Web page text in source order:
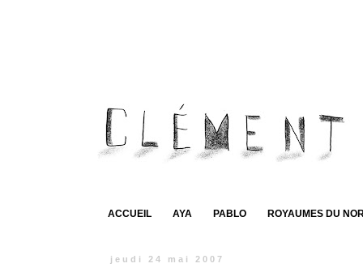
ACCUEIL AYA PABLO ROYAUMES DU
jeudi 24 mai 2007